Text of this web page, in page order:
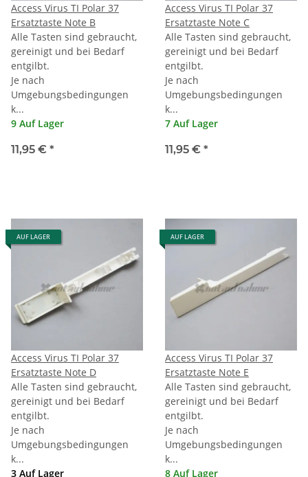
Access Virus TI Polar 37
Ersatztaste Note B
Alle Tasten sind gebraucht,
gereinigt und bei Bedarf
entgilbt.
Je nach
Umgebungsbedingungen
k...
9 Auf Lager
11,95 € *
Access Virus TI Polar 37
Ersatztaste Note C
Alle Tasten sind gebraucht,
gereinigt und bei Bedarf
entgilbt.
Je nach
Umgebungsbedingungen
k...
7 Auf Lager
11,95 € *
AUF LAGER
Access Virus TI Polar 37
Ersatztaste Note D
Alle Tasten sind gebraucht,
gereinigt und bei Bedarf
entgilbt.
Je nach
Umgebungsbedingungen
k...
3 Auf Lager
AUF LAGER
Access Virus TI Polar 37
Ersatztaste Note E
Alle Tasten sind gebraucht,
gereinigt und bei Bedarf
entgilbt.
Je nach
Umgebungsbedingungen
k...
8 Auf Lager